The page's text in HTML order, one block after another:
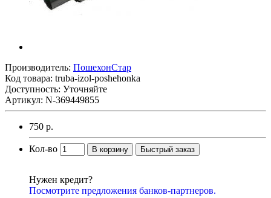
Производитель: ПошехонСтар
Код товара: truba-izol-poshehonka
Доступность: Уточняйте
Артикул: N-369449855
750 р.
Кол-во В корзину Быстрый заказ
Нужен кредит?
Посмотрите предложения банков-партнеров.